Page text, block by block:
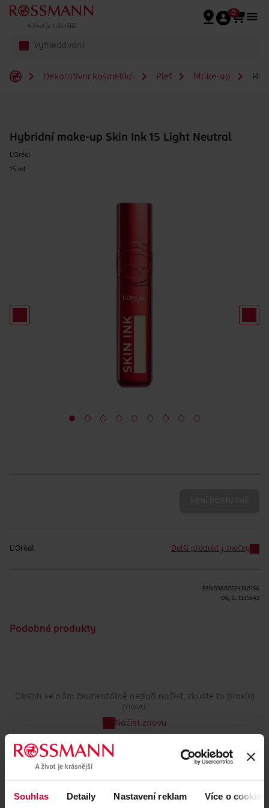
Souhlas Detaily Nastavení reklam Více o cookies
Přeskočit na hlavmní obsah
0
Dekorativní kosmetika Pleť Make-up
Hybridní make-up Skin Ink 15 Light Neutral
L'Oréal
15 ml
L'Oréal Další produkty značky
EAN 03600524190156
Obj. č.: 1335842
Podobné produkty
Obsah se nám momentálně nedaří načíst, zkuste to prosím
znovu.
Načíst znovu